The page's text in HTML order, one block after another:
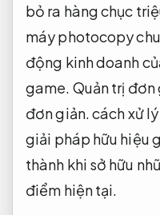
bỏ ra hàng chục
máy photocopy
động kinh doanh
game. Quản trị đơn
đơn giản. cách xử
giải pháp hữu hiệu
thành khi sở hữu
điểm hiện tại.